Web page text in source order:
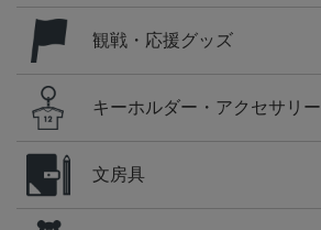
観戦・応援グッズ
キーホルダー・アクセサリー
文房具